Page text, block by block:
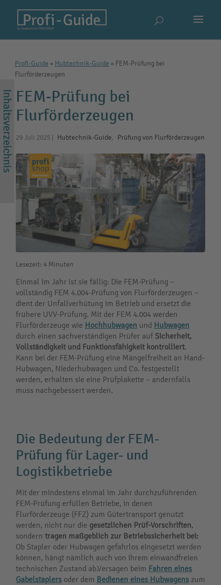
Profi-Guide » Hubtechnik-Guide » FEM-Prüfung bei
Flurförderzeugen
FEM-Prüfung bei
Flurförderzeugen
29 Juli 2025 Hubtechnik-Guide, Prüfung von Flurförderzeugen
Lesezeit: 4 Minuten
Einmal im Jahr ist sie fällig: Die FEM-Prüfung –
vollständig FEM 4.004-Prüfung von Flurförderzeugen –
dient der Unfallverhütung im Betrieb und ersetzt die
frühere UVV-Prüfung. Mit der FEM 4.004 werden
Flurförderzeuge wie Hochhubwagen und Hubwagen
durch einen sachverständigen Prüfer auf Sicherheit,
Vollständigkeit und Funktionsfähigkeit kontrolliert.
Kann bei der FEM-Prüfung eine Mängelfreiheit an Hand-
Hubwagen, Niederhubwagen und Co. festgestellt
werden, erhalten sie eine Prüfplakette – andernfalls
muss nachgebessert werden.
Die Bedeutung der FEM-
Prüfung für Lager- und
Logistikbetriebe
Mit der mindestens einmal im Jahr durchzuführenden
FEM-Prüfung erfüllen Betriebe, in denen
Flurförderzeuge (FFZ) zum Gütertransport genutzt
werden, nicht nur die gesetzlichen Prüf-Vorschriften,
sondern tragen maßgeblich zur Betriebssicherheit bei:
Ob Stapler oder Hubwagen gefahrlos eingesetzt werden
können, hängt nämlich auch von ihrem einwandfreien
technischen Zustand ab.Versagen beim Fahren eines
Gabelstaplers oder dem Bedienen eines Hubwagens zum